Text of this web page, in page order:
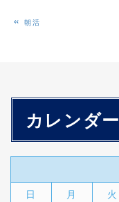
«朝活
カレンダー
日
月 火